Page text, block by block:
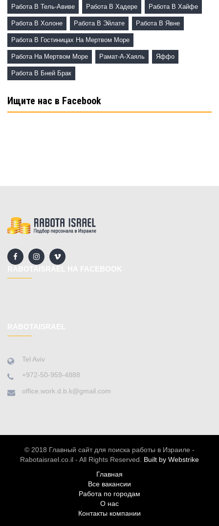
Работа В Тель-Авиве Работа В Хадере Работа В Хайфе
Работа В Холоне Работа В Эйлате Работа В Явне
Работа В Гостиницах На Мертвом Море
Работа На Мертвом Море Рамат-А-Хаяль Яффо
Работа В Бней Брак
Ищите нас в Facebook
Tel Aviv
+972-50-959-4888
office.work.d.b.k@gmail.com
© 2018 Главный сайт для поиска работы в Израиле -
Rabotaisrael.co.il - All Rights Reserved. Built by Webstrike
Главная
Все вакансии
Работа по городам
О нас
Контакты компании